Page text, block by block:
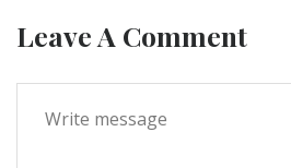
Leave A Comment